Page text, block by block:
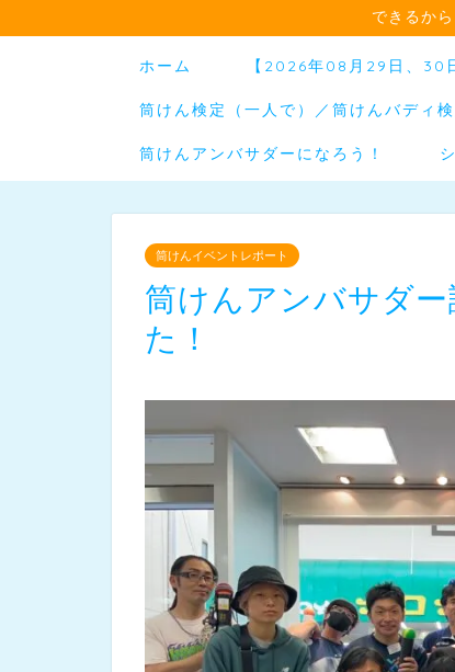
できるか
ホーム 【2026年08月29日、30
筒けん検定（一人で）／筒けんバディ検
筒けんアンバサダーになろう！
筒けんイベントレポート
筒けんアンバサダ
た！